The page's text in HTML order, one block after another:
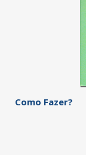
Como Fazer?